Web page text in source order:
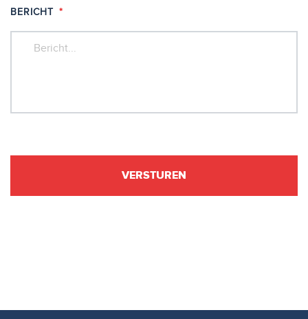
BERICHT *
VERSTUREN